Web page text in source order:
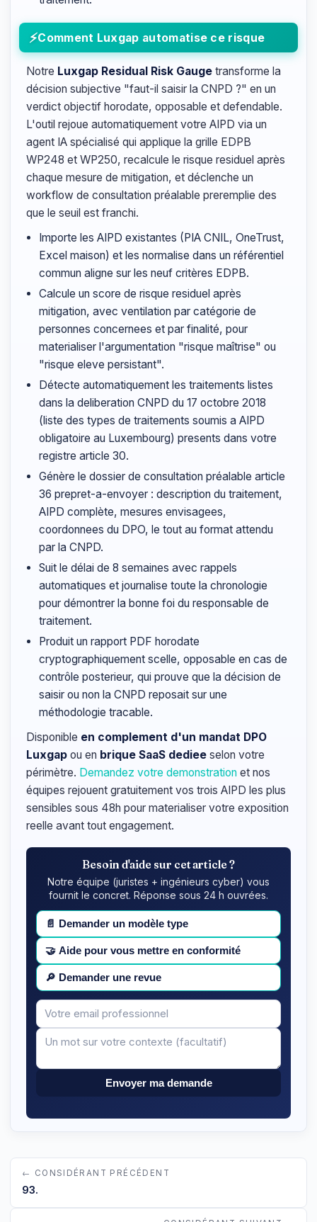
Comment Luxgap automatise ce risque
Notre Luxgap Residual Risk Gauge transforme la
décision subjective "faut-il saisir la CNPD ?" en un
verdict objectif horodate, opposable et defendable.
L'outil rejoue automatiquement votre AIPD via un
agent IA spécialisé qui applique la grille EDPB
WP248 et WP250, recalcule le risque residuel après
chaque mesure de mitigation, et déclenche un
workflow de consultation préalable preremplie des
que le seuil est franchi.
Importe les AIPD existantes (PIA CNIL, OneTrust,
Excel maison) et les normalise dans un référentiel
commun aligne sur les neuf critères EDPB.
Calcule un score de risque residuel après
mitigation, avec ventilation par catégorie de
personnes concernees et par finalité, pour
materialiser l'argumentation "risque maîtrise" ou
"risque eleve persistant".
Détecte automatiquement les traitements listes
dans la deliberation CNPD du 17 octobre 2018
(liste des types de traitements soumis a AIPD
obligatoire au Luxembourg) presents dans votre
registre article 30.
Génère le dossier de consultation préalable article
36 prepret-a-envoyer : description du traitement,
AIPD complète, mesures envisagees,
coordonnees du DPO, le tout au format attendu
par la CNPD.
Suit le délai de 8 semaines avec rappels
automatiques et journalise toute la chronologie
pour démontrer la bonne foi du responsable de
traitement.
Produit un rapport PDF horodate
cryptographiquement scelle, opposable en cas de
contrôle posterieur, qui prouve que la décision de
saisir ou non la CNPD reposait sur une
méthodologie tracable.
Disponible en complement d'un mandat DPO
Luxgap ou en brique SaaS dediee selon votre
périmètre. Demandez votre demonstration et nos
équipes rejouent gratuitement vos trois AIPD les plus
sensibles sous 48h pour materialiser votre exposition
reelle avant tout engagement.
Besoin d'aide sur cet article ?
Notre équipe (juristes + ingénieurs cyber) vous
fournit le concret. Réponse sous 24 h ouvrées.
📄 Demander un modèle type
🤝 Aide pour vous mettre en conformité
🔎 Demander une revue
Votre
email
Message
Envoyer ma demande
← CONSIDÉRANT PRÉCÉDENT
93.